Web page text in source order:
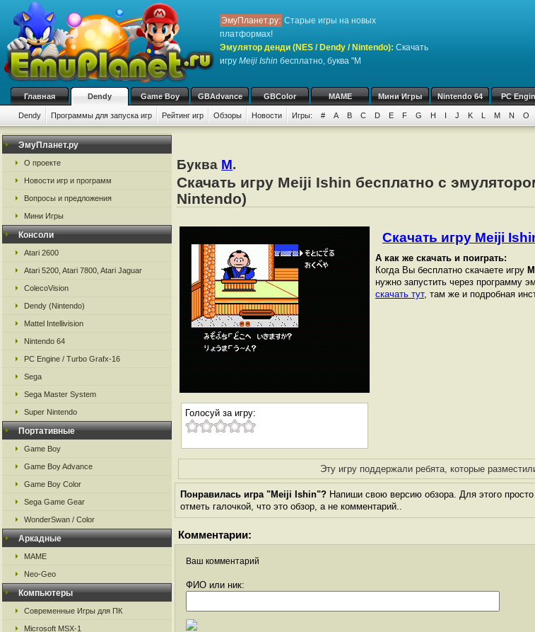
ЭмуПланет.ру: Старые игры на новых
платформах!
Эмулятор денди (NES / Dendy / Nintendo): Скачать
игру Meiji Ishin бесплатно, буква "M
Главная Dendy Game Boy GBAdvance GBColor MAME Мини Игры Nintendo 64 PC
Dendy Программы для запуска игр Рейтинг игр Обзоры Новости Игры: # A B C D E F G H I J K L M N O
ЭмуПланет.ру
О проекте
Новости игр и программ
Вопросы и предложения
Мини Игры
Консоли
Atari 2600
Atari 5200, Atari 7800, Atari Jaguar
ColecoVision
Dendy (Nintendo)
Mattel Intellivision
Nintendo 64
PC Engine / Turbo Grafx-16
Sega
Sega Master System
Super Nintendo
Портативные
Game Boy
Game Boy Advance
Game Boy Color
Sega Game Gear
WonderSwan / Color
Аркадные
MAME
Neo-Geo
Компьютеры
Современные Игры для ПК
Microsoft MSX-1
Буква M.
Скачать игру Meiji Ishin бесплатно с
Nintendo)
Голосуй за игру:
Скачать игру Meiji
А как же скачать и поиграть:
Когда Вы бесплатно скачаете игру
нужно запустить через программу
скачать тут, там же и подробная
Эту игру поддержали ребята, которые
Понравилась игра "Meiji Ishin"? Напиши свою версию обзора. Для этого
отметь галочкой, что это обзор, а не комментарий..
Комментарии:
Ваш комментарий
ФИО или ник: